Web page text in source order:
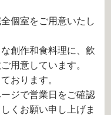
個室をご用意いたし
創作和食料理に、飲
用意しています。
おります。
ジで営業日をご確認
くお願い申し上げま